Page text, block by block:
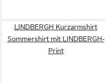
LINDBERGH Kurzarmshirt
Sommershirt mit LINDBERGH-
Print